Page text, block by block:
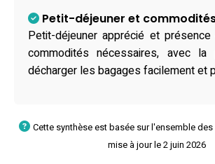
Petit-déjeuner et
Petit-déjeuner apprécié et
commodités nécessaires, avec
décharger les bagages facilement et
Cette synthèse est basée sur l'ensemble
mise à jour le 2 juin 2026